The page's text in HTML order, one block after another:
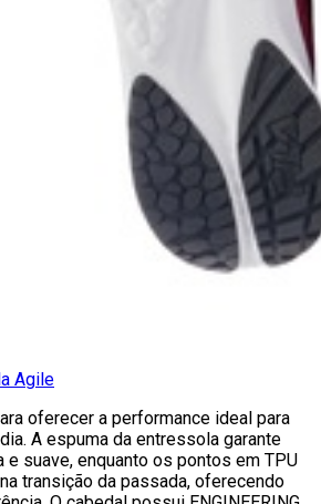
Agile
oferecer a performance ideal para
A espuma da entressola garante
e suave, enquanto os pontos em TPU
transição da passada, oferecendo